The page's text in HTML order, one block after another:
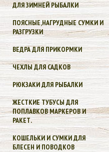
ДЛЯ ЗИМНЕЙ РЫБАЛКИ
ПОЯСНЫЕ,НАГРУДНЫЕ СУМКИ И
РАЗГРУЗКИ
ВЕДРА ДЛЯ ПРИКОРМКИ
ЧЕХЛЫ ДЛЯ САДКОВ
РЮКЗАКИ ДЛЯ РЫБАЛКИ
ЖЕСТКИЕ ТУБУСЫ ДЛЯ
ПОПЛАВКОВ МАРКЕРОВ И
РАКЕТ.
КОШЕЛЬКИ И СУМКИ ДЛЯ
БЛЕСЕН И ПОВОДКОВ